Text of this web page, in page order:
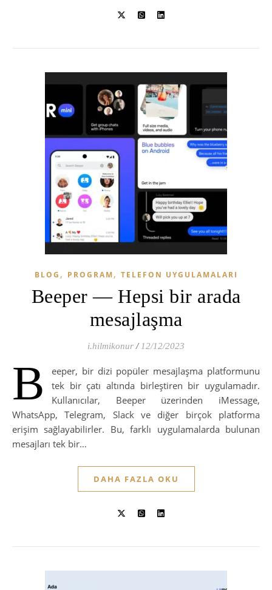
BLOG , PROGRAM, TELEFON UYGULAMALARI
Beeper — Hepsi bir arada
mesajlaşma
i.hilmikonur / 12/12/2023
B
eeper, bir dizi popüler mesajlaşma platformunu
tek bir çatı altında birleştiren bir uygulamadır.
Kullanıcılar, Beeper üzerinden iMessage,
WhatsApp, Telegram, Slack ve diğer birçok platforma
erişim sağlayabilirler. Bu, farklı uygulamalarda bulunan
mesajları tek bir…
DAHA FAZLA OKU